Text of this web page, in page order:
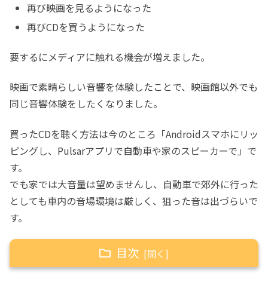
再び映画を見るようになった
再びCDを買うようになった
要するにメディアに触れる機会が増えました。
映画で素晴らしい音響を体験したことで、映画館以外でも
同じ音響体験をしたくなりました。
買ったCDを聴く方法は今のところ「Androidスマホにリッ
ピングし、Pulsarアプリで自動車や家のスピーカーで」で
す。
でも家では大音量は望めませんし、自動車で郊外に行った
としても車内の音場環境は厳しく、狙った音は出づらいで
す。
目次